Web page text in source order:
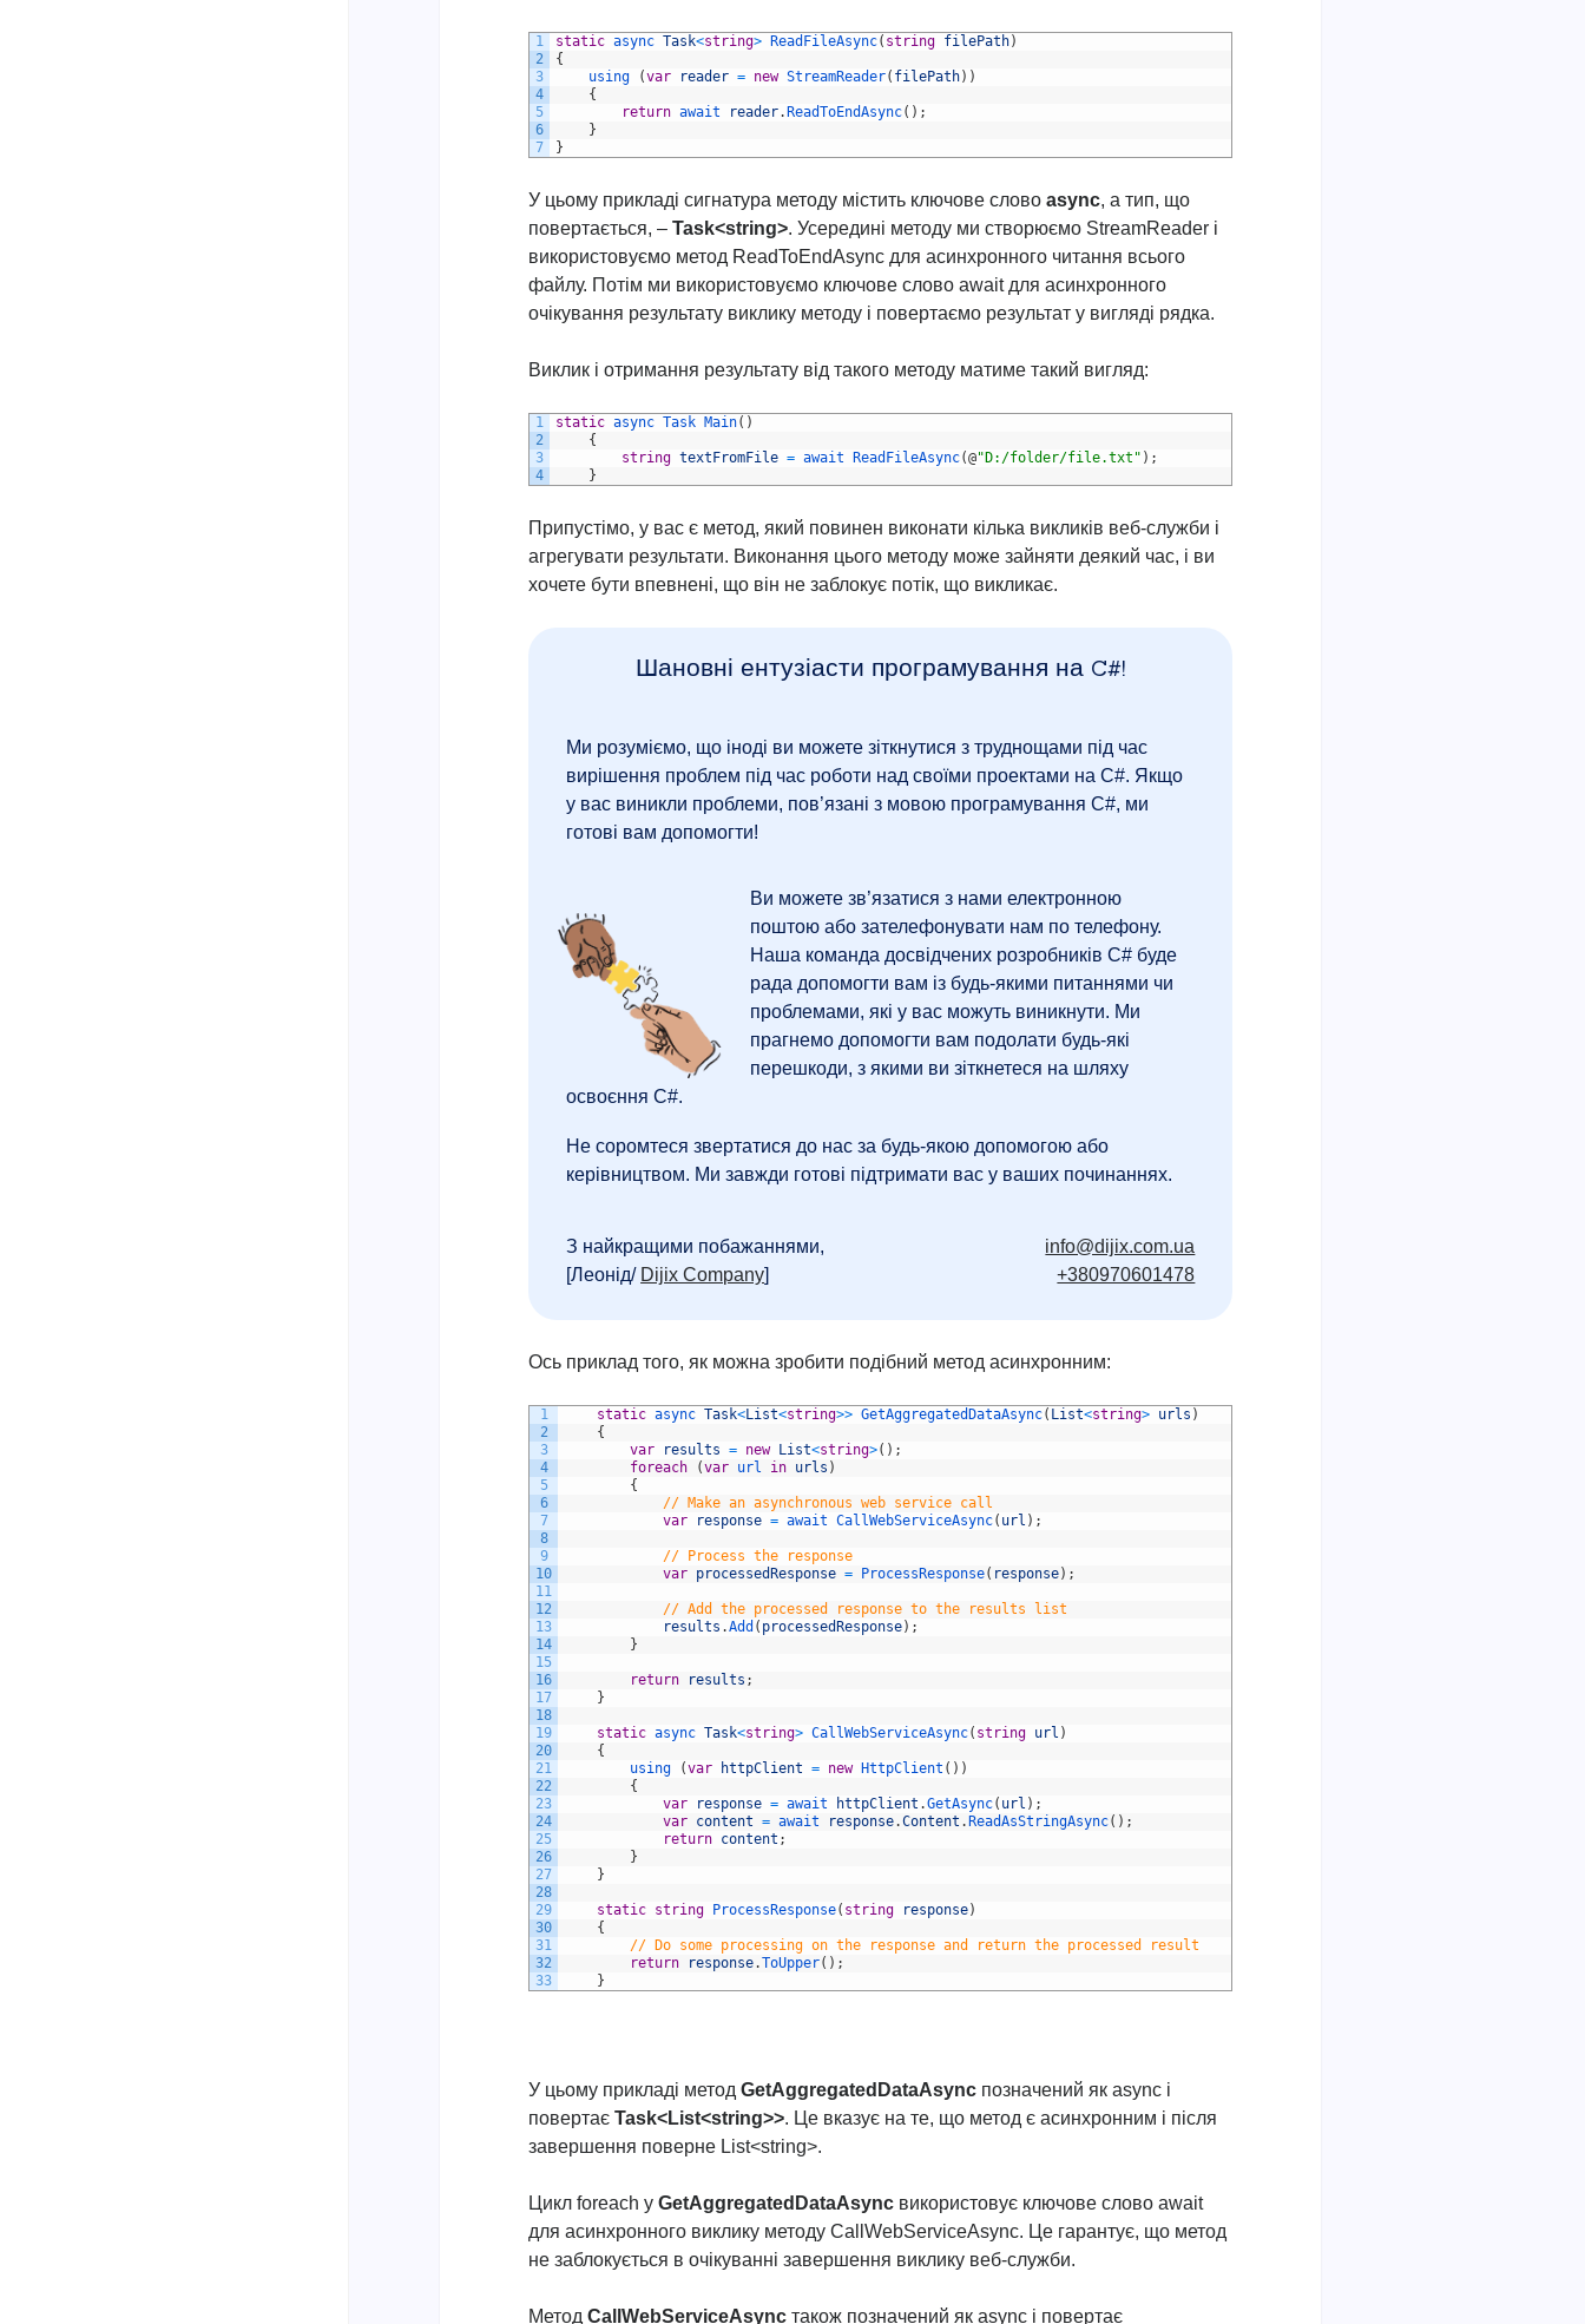
1
2
3
4
5
6
7
static async Task<string> ReadFileAsync( string filePath)
{
using
(var reader = new StreamReader( filePath) )
{
return await reader.ReadToEndAsync( ) ;
}
}
У цьому прикладі сигнатура методу містить ключове словоasync, а тип, що
повертається, –Task<string>. Усередині методу ми створюємо StreamReader і
використовуємо метод ReadToEndAsync для асинхронного читання всього
файлу. Потім ми використовуємо ключове слово await для асинхронного
очікування результату виклику методу і повертаємо результат у вигляді рядка.
Виклик і отримання результату від такого методу матиме такий вигляд:
1
2
3
4
static async Task Main( )
{
string textFromFile = await ReadFileAsync(@"D:/folder/file.txt" ) ;
}
Припустімо, у вас є метод, який повинен виконати кілька викликів веб-служби і
агрегувати результати. Виконання цього методу може зайняти деякий час, і ви
хочете бути впевнені, що він не заблокує потік, що викликає.
Шановні ентузіасти програмування на C#!
Ми розуміємо, що іноді ви можете зіткнутися з труднощами під час
вирішення проблем під час роботи над своїми проектами на C#. Якщо
у вас виникли проблеми, пов’язані з мовою програмування C#, ми
готові вам допомогти!
Ви можете зв’язатися з нами електронною
поштою або зателефонувати нам по телефону.
Наша команда досвідчених розробників C# буде
рада допомогти вам із будь-якими питаннями чи
проблемами, які у вас можуть виникнути. Ми
прагнемо допомогти вам подолати будь-які
перешкоди, з якими ви зіткнетеся на шляху
освоєння C#.
Не соромтеся звертатися до нас за будь-якою допомогою або
керівництвом. Ми завжди готові підтримати вас у ваших починаннях.
З найкращими побажаннями,
[Леонід/ Dijix Company]
info@dijix.com.ua
+380970601478
Ось приклад того, як можна зробити подібний метод асинхронним:
1
2
3
4
5
6
7
8
9
10
11
12
13
14
15
16
17
18
19
20
21
22
23
24
25
26
27
28
29
30
31
32
33
static async Task<List<string>> GetAggregatedDataAsync( List<string> urls )
{
var
results = new List<string>( ) ;
foreach
(var url in urls )
{
// Make an asynchronous web service call
var
response = await CallWebServiceAsync( url ) ;
// Process the response
var processedResponse = ProcessResponse( response) ;
// Add the processed response to the results list
results .Add ( processedResponse) ;
}
return results ;
}
static async Task<string> CallWebServiceAsync( string url )
{
using
(var httpClient = new HttpClient ( ) )
{
var
response = await httpClient .GetAsync( url ) ;
var content = await response.Content .ReadAsStringAsync( ) ;
return content ;
}
}
static string ProcessResponse( string response)
{
// Do some processing on the response and return the processed result
return
response.ToUpper( ) ;
}
У цьому прикладі методGetAggregatedDataAsync позначений як async і
повертаєTask<List<string>>. Це вказує на те, що метод є асинхронним і після
завершення поверне List<string>.
Цикл foreach уGetAggregatedDataAsync використовує ключове слово await
для асинхронного виклику методу CallWebServiceAsync. Це гарантує, що метод
не заблокується в очікуванні завершення виклику веб-служби.
МетодCallWebServiceAsync також позначений як async і повертає